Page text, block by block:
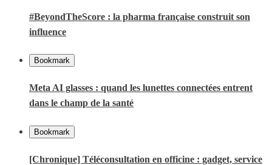
#BeyondTheScore : la pharma française construit son
influence
Bookmark
Meta AI glasses : quand les lunettes connectées entrent
dans le champ de la santé
Bookmark
[Chronique] Téléconsultation en officine : gadget, service